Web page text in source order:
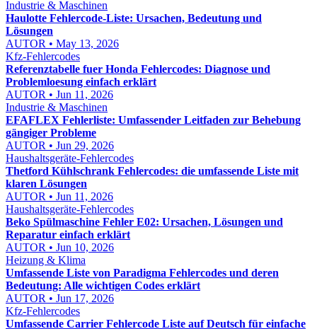
Industrie & Maschinen
Haulotte Fehlercode-Liste: Ursachen, Bedeutung und
Lösungen
AUTOR • May 13, 2026
Kfz-Fehlercodes
Referenztabelle fuer Honda Fehlercodes: Diagnose und
Problemloesung einfach erklärt
AUTOR • Jun 11, 2026
Industrie & Maschinen
EFAFLEX Fehlerliste: Umfassender Leitfaden zur Behebung
gängiger Probleme
AUTOR • Jun 29, 2026
Haushaltsgeräte-Fehlercodes
Thetford Kühlschrank Fehlercodes: die umfassende Liste mit
klaren Lösungen
AUTOR • Jun 11, 2026
Haushaltsgeräte-Fehlercodes
Beko Spülmaschine Fehler E02: Ursachen, Lösungen und
Reparatur einfach erklärt
AUTOR • Jun 10, 2026
Heizung & Klima
Umfassende Liste von Paradigma Fehlercodes und deren
Bedeutung: Alle wichtigen Codes erklärt
AUTOR • Jun 17, 2026
Kfz-Fehlercodes
Umfassende Carrier Fehlercode Liste auf Deutsch für einfache